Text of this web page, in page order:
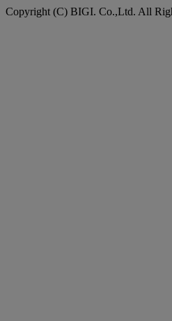
Copyright (C) BIGI. Co.,Ltd. All